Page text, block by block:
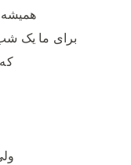
برای ما یک